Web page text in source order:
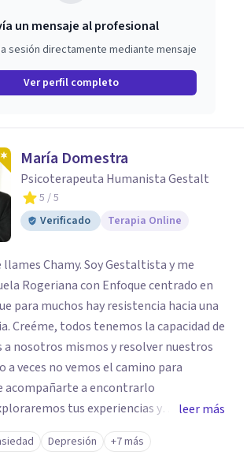
un mensaje al profesional
sesión directamente mediante mensaje
Ver perfil completo
María Domestra
Psicoterapeuta Humanista Gestalt
5 / 5
Verificado
Terapia Online
Chamy. Soy Gestaltista y me
Rogeriana con Enfoque centrado en
para muchos hay resistencia hacia una
Creéme, todos tenemos la capacidad de
nosotros mismos y resolver nuestros
a veces no vemos el camino para
tus experiencias y
en la novedad otra forma de
y enfrentarlas hoy es a lo que te invito.
leer más
Depresión +7 más